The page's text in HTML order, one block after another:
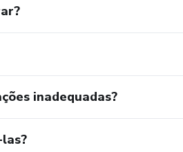
inadequadas?